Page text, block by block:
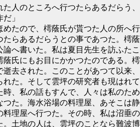
た人のところへ行つたらあるだらう、
」
たので、樗蔭氏が貰つた人の所へ行
らあるだらうとの事であつた。樗蔭
へ書いた。私は夏目先生を訪ふたこ
蔭氏にもお目にかかつたのである。樗
去された。このことがあつて以来、
れた。そして雲坪の研究者も現はれて
、私の話もすんで、人々は私のため
つた。海水浴場の料理屋、あそこは静
料理屋へ行つた。その時、私は沼垂の
。土地の人は、雲坪のことなら難波博